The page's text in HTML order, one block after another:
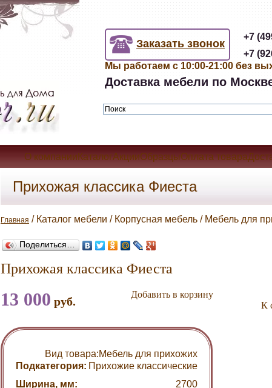
Заказать звонок
+7
+7
Мы работаем с 10:00-21:00 без
Доставка мебели по
О компанииКаталогАкцииОбразцыОплата
Прихожая классика Фиеста
Главная / Каталог мебели / Корпусная мебель / Мебель для
Поделиться…
Прихожая классика Фиеста
13 000 руб.
Добавить в корзину
К
Вид товара:Мебель для прихожих
Подкатегория: Прихожие классические
Ширина, мм:
2700